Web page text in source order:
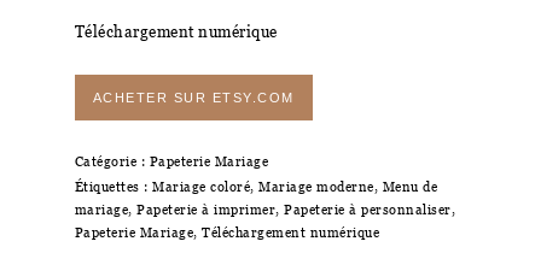
Téléchargement numérique
ACHETER SUR ETSY.COM
Catégorie : Papeterie Mariage
Étiquettes : Mariage coloré, Mariage moderne, Menu de
mariage, Papeterie à imprimer, Papeterie à personnaliser,
Papeterie Mariage, Téléchargement numérique